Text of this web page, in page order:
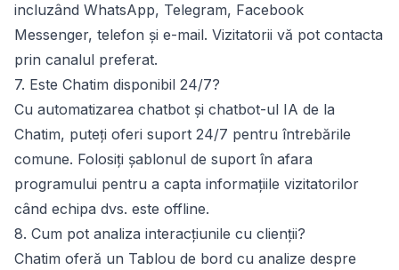
incluzând WhatsApp, Telegram, Facebook
Messenger, telefon și e-mail. Vizitatorii vă pot contacta
prin canalul preferat.
7. Este Chatim disponibil 24/7?
Cu automatizarea chatbot și chatbot-ul IA de la
Chatim, puteți oferi suport 24/7 pentru întrebările
comune. Folosiți șablonul de suport în afara
programului pentru a capta informațiile vizitatorilor
când echipa dvs. este offline.
8. Cum pot analiza interacțiunile cu clienții?
Chatim oferă un Tablou de bord cu analize despre